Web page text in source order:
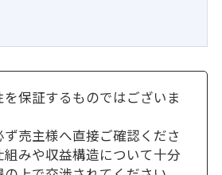
保証するものではございま
売主様へ直接ご確認くださ
みや収益構造について十分